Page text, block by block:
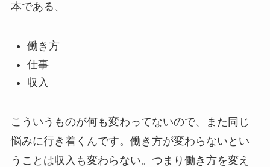
本である、
働き方
仕事
収入
こういうものが何も変わってないので、また同じ
悩みに行き着くんです。働き方が変わらないとい
うことは収入も変わらない。つまり働き方を変え